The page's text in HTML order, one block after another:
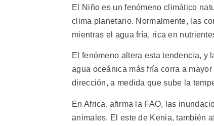
El Niño es un fenómeno climático
clima planetario. Normalmente, las
mientras el agua fría, rica en
El fenómeno altera esta tendencia, y
agua oceánica más fría corra a
dirección, a medida que sube la
En Africa, afirma la FAO, las
animales. El este de Kenia, también